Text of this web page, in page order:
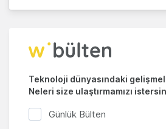
Teknoloji dünyasındaki
Neleri size ulaştırmamızı
Günlük Bülten